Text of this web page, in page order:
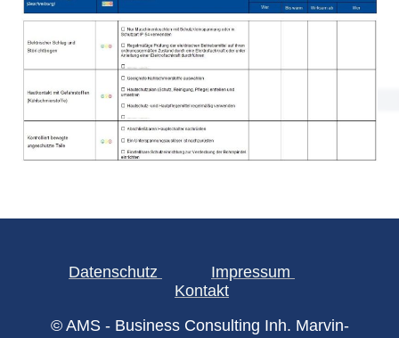
Datenschutz
Impressum
Kontakt
© AMS - Business Consulting Inh. Marvin-